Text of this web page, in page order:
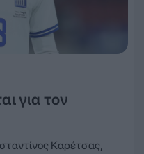
για τον
Καρέτσας,